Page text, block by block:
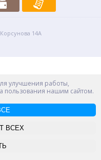
улучшения работы,
пользования нашим сайтом.
ВСЕХ
14А